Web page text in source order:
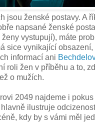
jsou ženské postavy. A
napsané ženské
ženy vystupují), máte
sice vynikající obsazení,
informací ani
roli žen v příběhu a to,
o mužích.
2049 najdeme i
ilustruje
kdy by s vámi měl